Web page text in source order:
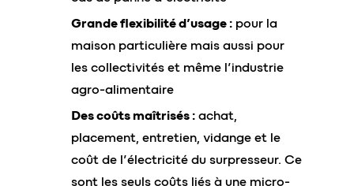
Grande flexibilité d’usage : pour la
maison particulière mais aussi pour
les collectivités et même l’industrie
agro-alimentaire
Des coûts maîtrisés : achat,
placement, entretien, vidange et le
coût de l’électricité du surpresseur. Ce
sont les seuls coûts liés à une micro-